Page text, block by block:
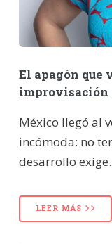
El apagón que
improvisación
México llegó al
incómoda: no
desarrollo
LEER MÁS